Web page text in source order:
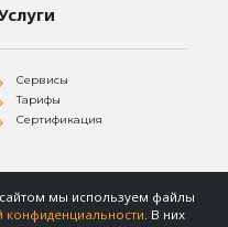
Сервисы
Тарифы
Сертификация
мы используем файлы
конфиденциальности. В них